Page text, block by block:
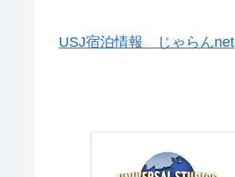
USJ宿泊情報 じゃらんnet